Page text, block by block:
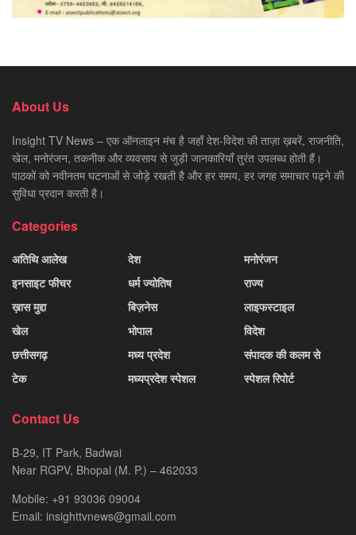
About Us
Insight TV News – एक ऑनलाइन मंच है जहाँ देश-विदेश की ताज़ा ख़बरें, राजनीति,
खेल, मनोरंजन, तकनीक और व्यवसाय से जुड़ी जानकारियाँ तुरंत उपलब्ध होती हैं।
पाठकों को नवीनतम घटनाओं से जोड़े रखती है और हर समय, हर जगह समाचार पढ़ने की
सुविधा प्रदान करती है।
Categories
अतिथि आलेख
इनसाइट फीचर
ख़ास मुद्दा
खेल
छत्तीसगढ़
टेक
देश
धर्म ज्योतिष
बिज़नेस
भोपाल
मध्य प्रदेश
मध्यप्रदेश स्पेशल
मनोरंजन
राज्य
लाइफस्टाइल
विदेश
संपादक की कलम से
स्पेशल रिपोर्ट
Contact Us
B-29, IT Park, Badwai
Near RGPV, Bhopal (M. P.) – 462033
Mobile: +91 93036 09004
Email: insighttvnews@gmail.com